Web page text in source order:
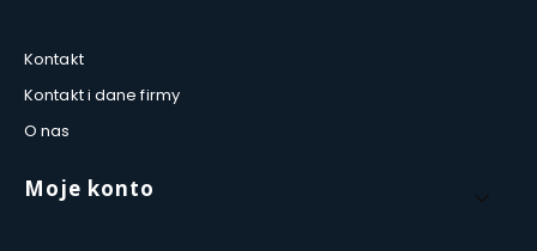
Kontakt
Kontakt i dane firmy
O nas
Moje konto